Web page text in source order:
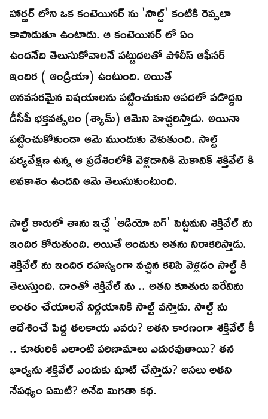
హార్బర్ లోని ఒక కంటెయినర్ ను 'సాల్ట్' కంటికి రెప్పలా
కాపాడుతూ ఉంటాడు. ఆ కంటెయినర్ లో ఏం
ఉందనేది తెలుసుకోవాలనే పట్టుదలతో పోలీస్ ఆఫీసర్
ఇందిర ( ఆండ్రియా) ఉంటుంది. అయితే
అనవసరమైన విషయాలను పట్టించుకుని ఆపదలో పడొద్దని
డీసీపీ భక్తవత్సలం (శ్యామ్) ఆమెని హెచ్చరిస్తాడు. అయినా
పట్టించుకోకుండా ఆమె ముందుకు వెళుతుంది. సాల్ట్
పర్యవేక్షణ ఉన్న ఆ ప్రదేశంలోకి వెళ్లడానికి మెకానిక్ శక్తివేల్ కి
అవకాశం ఉందని ఆమె తెలుసుకుంటుంది.
సాల్ట్ కారులో తాను ఇచ్చే 'ఆడియో బగ్' పెట్టమని శక్తివేల్ ను
ఇందిర కోరుతుంది. అయితే అందుకు అతను నిరాకరిస్తాడు.
శక్తివేల్ ను ఇందిర రహస్యంగా వచ్చిన కలిసి వెళ్లడం సాల్ట్ కి
తెలుస్తుంది. దాంతో శక్తివేల్ ను .. అతని కూతురు ఐరేనిను
అంతం చేయాలనే నిర్ణయానికి సాల్ట్ వస్తాడు. సాల్ట్ ను
ఆదేశించే పెద్ద తలకాయ ఎవరు? అతని కారణంగా శక్తివేల్ కీ
.. కూతురికి ఎలాంటి పరిణామాలు ఎదురవుతాయి? తన
భార్యను శక్తివేల్ ఎందుకు షూట్ చేస్తాడు? అసలు అతని
నేపథ్యం ఏమిటి? అనేది మిగతా కథ.